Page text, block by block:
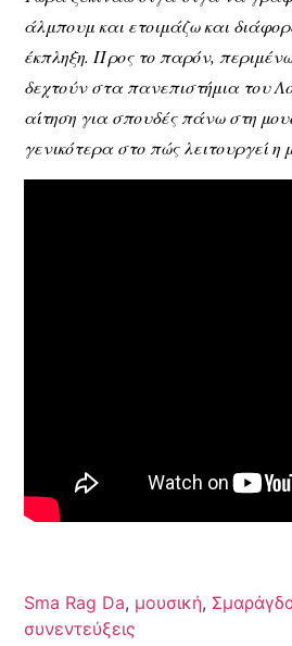
άλμπουμ και ετοιμάζω και
έκπληξη. Προς το παρόν,
δεχτούν στα πανεπιστήμια του
αίτηση για σπουδές πάνω στη
γενικότερα στο πώς λειτουργεί η
Sma Rag Da, μουσική,
συνεντεύξεις